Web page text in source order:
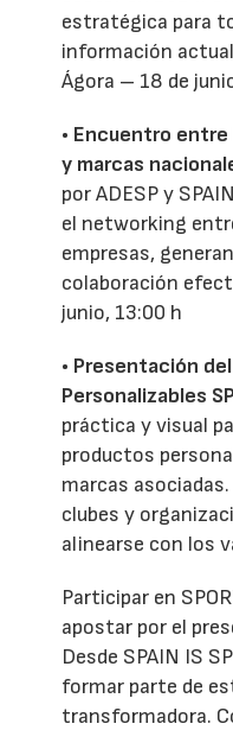
estratégica para
información
Ágora – 18 de
• Encuentro
y marcas
por ADESP y
el networking
empresas,
colaboración
junio, 13:00 h
• Presentación
Personalizables
práctica y visual
productos
marcas
clubes y
alinearse con los
Participar en
apostar por el
Desde SPAIN IS
formar parte de
transformadora.